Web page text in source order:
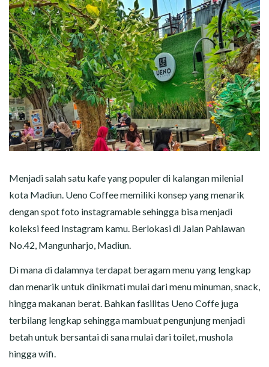
Menjadi salah satu kafe yang populer di kalangan milenial
kota Madiun. Ueno Coffee memiliki konsep yang menarik
dengan spot foto instagramable sehingga bisa menjadi
koleksi feed Instagram kamu. Berlokasi di Jalan Pahlawan
No.42, Mangunharjo, Madiun.
Di mana di dalamnya terdapat beragam menu yang lengkap
dan menarik untuk dinikmati mulai dari menu minuman, snack,
hingga makanan berat. Bahkan fasilitas Ueno Coffe juga
terbilang lengkap sehingga mambuat pengunjung menjadi
betah untuk bersantai di sana mulai dari toilet, mushola
hingga wifi.